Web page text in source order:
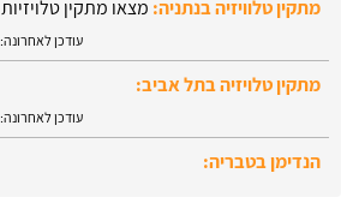
מתקין טלויזיה בתל אביב:
עודכן לאחרונה:
הנדימן בטבריה:
עודכן לאחרונה:
הנדימן בראש העין: